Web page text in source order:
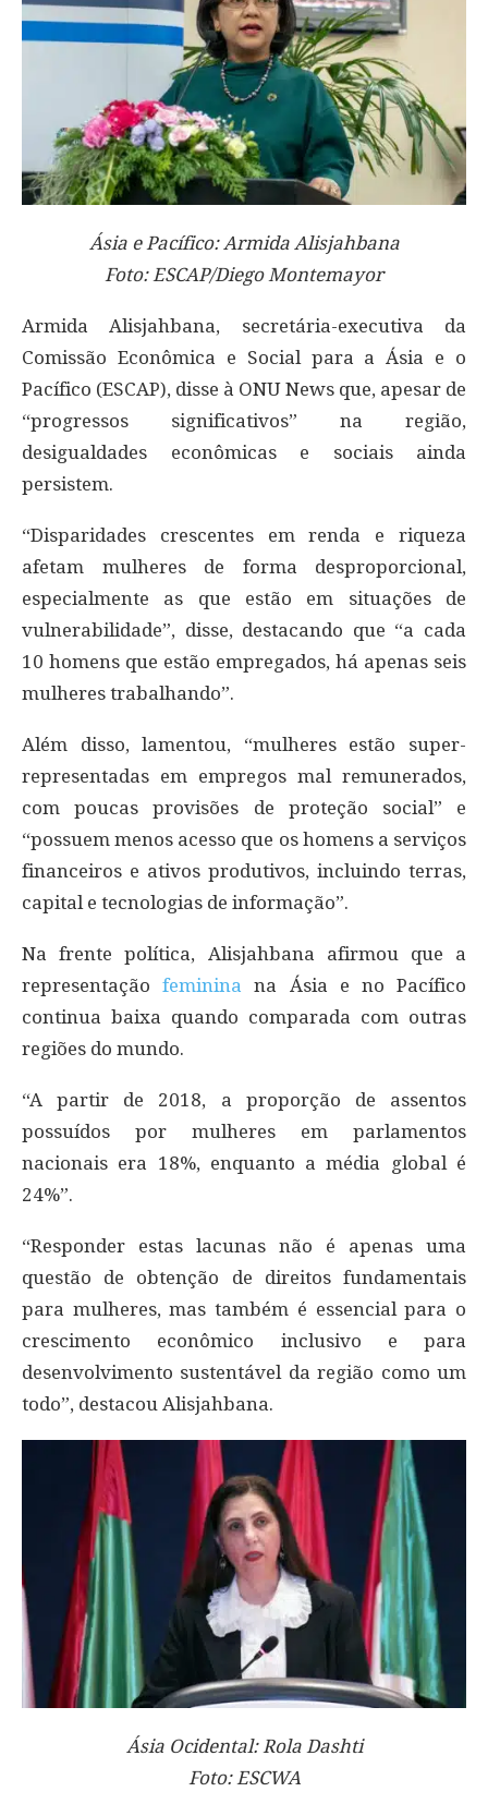
Ásia e Pacífico: Armida Alisjahbana
Foto: ESCAP/Diego Montemayor
Armida Alisjahbana, secretária-executiva da
Comissão Econômica e Social para a Ásia e o
Pacífico (ESCAP), disse à ONU News que, apesar de
“progressos significativos” na região,
desigualdades econômicas e sociais ainda
persistem.
“Disparidades crescentes em renda e riqueza
afetam mulheres de forma desproporcional,
especialmente as que estão em situações de
vulnerabilidade”, disse, destacando que “a cada
10 homens que estão empregados, há apenas seis
mulheres trabalhando”.
Além disso, lamentou, “mulheres estão super-
representadas em empregos mal remunerados,
com poucas provisões de proteção social” e
“possuem menos acesso que os homens a serviços
financeiros e ativos produtivos, incluindo terras,
capital e tecnologias de informação”.
Na frente política, Alisjahbana afirmou que a
representaçãofeminina
na Ásia e no Pacífico
continua baixa quando comparada com outras
regiões do mundo.
“A partir de 2018, a proporção de assentos
possuídos por mulheres em parlamentos
nacionais era 18%, enquanto a média global é
24%”.
“Responder estas lacunas não é apenas uma
questão de obtenção de direitos fundamentais
para mulheres, mas também é essencial para o
crescimento econômico inclusivo e para
desenvolvimento sustentável da região como um
todo”, destacou Alisjahbana.
Ásia Ocidental: Rola Dashti
Foto: ESCWA